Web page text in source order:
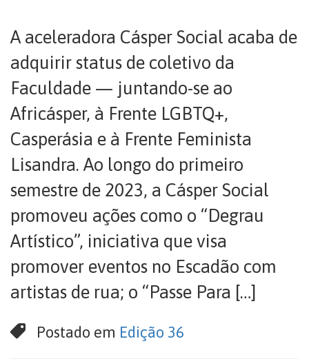
A aceleradora Cásper Social acaba de
adquirir status de coletivo da
Faculdade — juntando-se ao
Africásper, à Frente LGBTQ+,
Casperásia e à Frente Feminista
Lisandra. Ao longo do primeiro
semestre de 2023, a Cásper Social
promoveu ações como o “Degrau
Artístico”, iniciativa que visa
promover eventos no Escadão com
artistas de rua; o “Passe Para […]
Postado em Edição 36